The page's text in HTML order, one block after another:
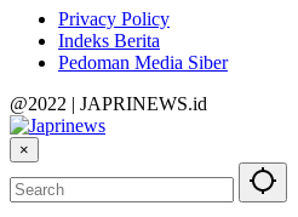
Privacy Policy
Indeks Berita
Pedoman Media Siber
@2022 | JAPRINEWS.id
×